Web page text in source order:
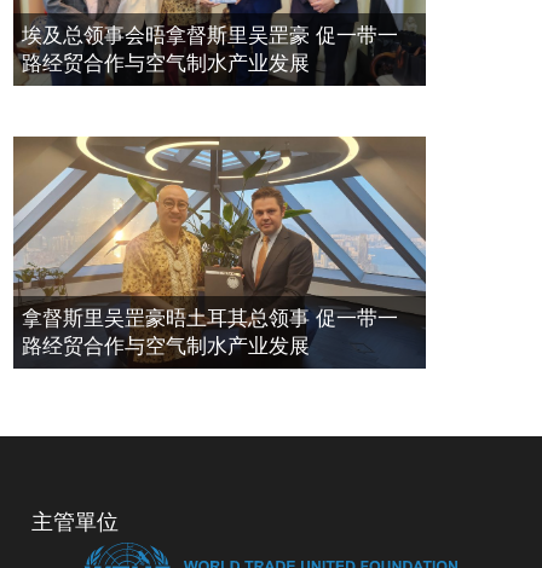
埃及总领事会晤拿督斯里吴罡豪 促一带一
路经贸合作与空气制水产业发展
拿督斯里吴罡豪晤土耳其总领事 促一带一
路经贸合作与空气制水产业发展
主管單位